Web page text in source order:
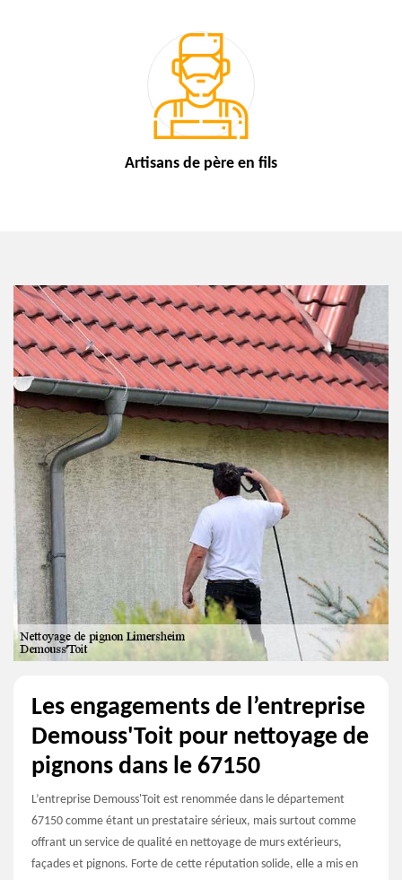
Artisans de père en fils
Les engagements de l’entreprise
Demouss'Toit pour nettoyage de
pignons dans le 67150
L’entreprise Demouss'Toit est renommée dans le département
67150 comme étant un prestataire sérieux, mais surtout comme
offrant un service de qualité en nettoyage de murs extérieurs,
façades et pignons. Forte de cette réputation solide, elle a mis en